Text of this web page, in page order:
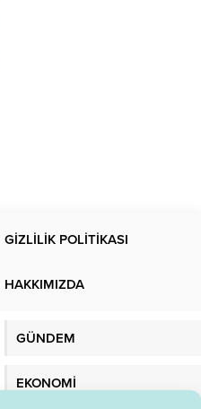
GİZLİLİK POLİTİKASI
HAKKIMIZDA
GÜNDEM
EKONOMİ